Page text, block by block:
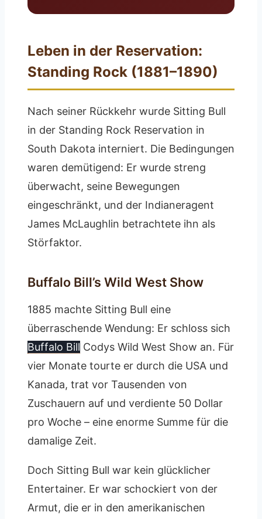
Leben in der Reservation:
Standing Rock (1881–1890)
Nach seiner Rückkehr wurde Sitting Bull
in der Standing Rock Reservation in
South Dakota interniert. Die Bedingungen
waren demütigend: Er wurde streng
überwacht, seine Bewegungen
eingeschränkt, und der Indianeragent
James McLaughlin betrachtete ihn als
Störfaktor.
Buffalo Bill’s Wild West Show
1885 machte Sitting Bull eine
überraschende Wendung: Er schloss sich
Buffalo Bill Codys Wild West Show an. Für
vier Monate tourte er durch die USA und
Kanada, trat vor Tausenden von
Zuschauern auf und verdiente 50 Dollar
pro Woche – eine enorme Summe für die
damalige Zeit.
Doch Sitting Bull war kein glücklicher
Entertainer. Er war schockiert von der
Armut, die er in den amerikanischen